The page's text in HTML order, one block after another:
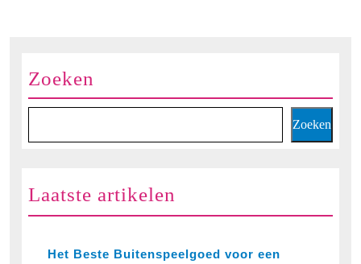
Plezier!
Zoeken
Zoeken
Laatste artikelen
Het Beste Buitenspeelgoed voor een